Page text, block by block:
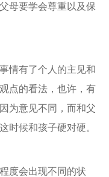
母要学会尊重以及保
情有了个人的主见和
点的看法，也许，有
为意见不同，而和父
时候和孩子硬对硬。
度会出现不同的状